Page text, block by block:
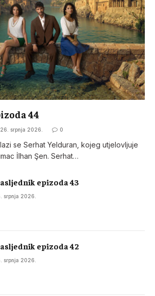
44
26. srpnja 2026. 0
se Serhat Yelduran, kojeg utjelovljuje
İlhan Şen. Serhat…
epizoda 43
srpnja 2026.
epizoda 42
srpnja 2026.